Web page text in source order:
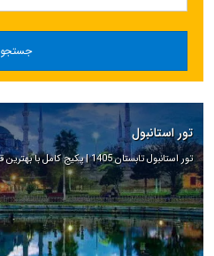
جستجو
تور استانبول
تور استانبول تابستان 1405 | پکیج کامل با بهترین قیمت